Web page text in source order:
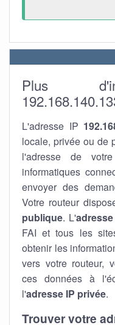
Plus
L'adresse IP
locale, privée ou de
l'adresse de
informatiques
envoyer des
Votre routeur
publique. L'
FAI et tous les
obtenir les
vers votre routeur,
ces données à
l'adresse IP privée.
Trouver votre